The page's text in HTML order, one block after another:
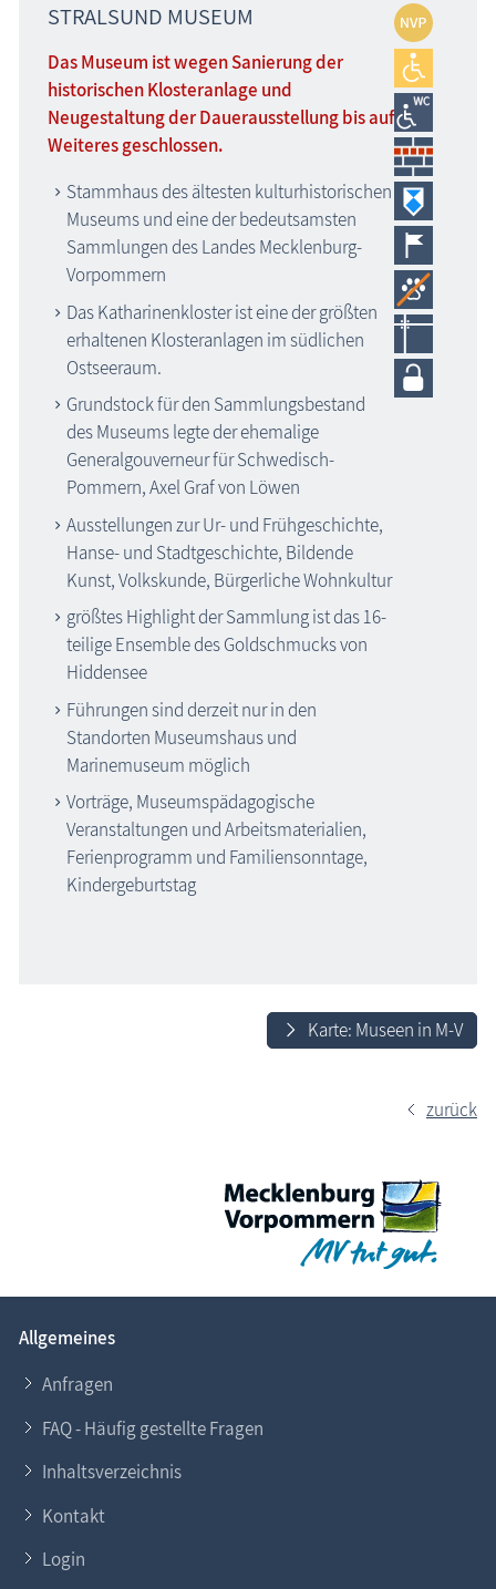
STRALSUND MUSEUM
Das Museum ist wegen Sanierung der
historischen Klosteranlage und
Neugestaltung der Dauerausstellung bis auf
Weiteres geschlossen.
Stammhaus des ältesten kulturhistorischen
Museums und eine der bedeutsamsten
Sammlungen des Landes Mecklenburg-
Vorpommern
Das Katharinenkloster ist eine der größten
erhaltenen Klosteranlagen im südlichen
Ostseeraum.
Grundstock für den Sammlungsbestand
des Museums legte der ehemalige
Generalgouverneur für Schwedisch-
Pommern, Axel Graf von Löwen
Ausstellungen zur Ur- und Frühgeschichte,
Hanse- und Stadtgeschichte, Bildende
Kunst, Volkskunde, Bürgerliche Wohnkultur
größtes Highlight der Sammlung ist das 16-
teilige Ensemble des Goldschmucks von
Hiddensee
Führungen sind derzeit nur in den
Standorten Museumshaus und
Marinemuseum möglich
Vorträge, Museumspädagogische
Veranstaltungen und Arbeitsmaterialien,
Ferienprogramm und Familiensonntage,
Kindergeburtstag
Karte: Museen in M-V
zurück
Allgemeines
Anfragen
FAQ - Häufig gestellte Fragen
Inhaltsverzeichnis
Kontakt
Login